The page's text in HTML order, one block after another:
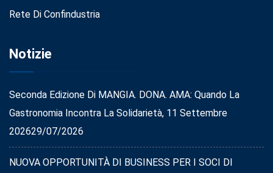
Rete Di Confindustria
Notizie
Seconda Edizione Di MANGIA. DONA. AMA: Quando La
Gastronomia Incontra La Solidarietà, 11 Settembre
202629/07/2026
NUOVA OPPORTUNITÀ DI BUSINESS PER I SOCI DI